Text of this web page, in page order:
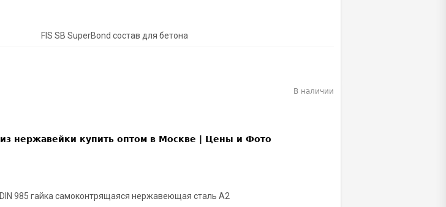
FIS SB SuperBond состав для бетона
DIN 985 гайка самоконтрящаяся нержавеющая сталь A2
В наличии